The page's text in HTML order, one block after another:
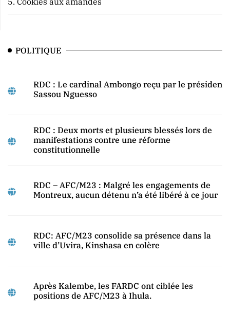
POLITIQUE
RDC : Le cardinal Ambongo reçu par le président
Sassou Nguesso
RDC : Deux morts et plusieurs blessés lors de
manifestations contre une réforme
constitutionnelle
RDC – AFC/M23 : Malgré les engagements de
Montreux, aucun détenu n’a été libéré à ce jour
RDC: AFC/M23 consolide sa présence dans la
ville d’Uvira, Kinshasa en colère
Après Kalembe, les FARDC ont ciblée les
positions de AFC/M23 à Ihula.